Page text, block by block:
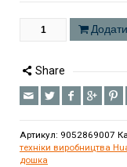
Share
Артикул: 9052869007
техніки виробництва
дошка